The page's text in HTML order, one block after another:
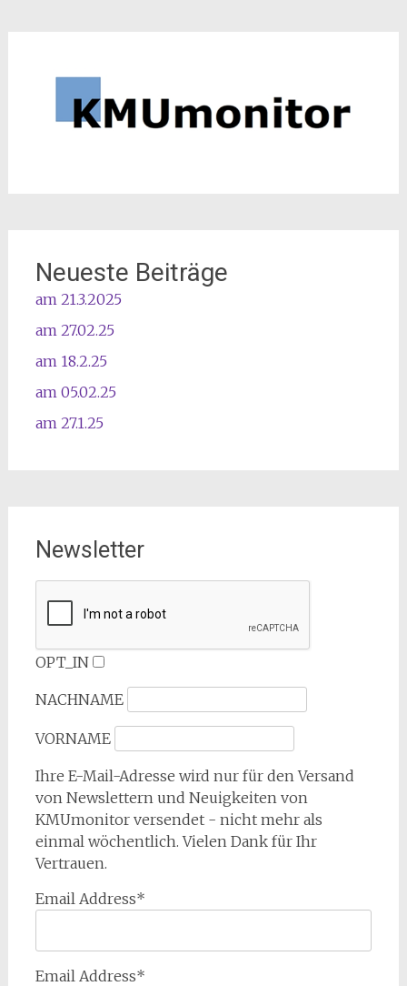
Neueste Beiträge
am 21.3.2025
am 27.02.25
am 18.2.25
am 05.02.25
am 27.1.25
Newsletter
OPT_IN
NACHNAME
VORNAME
Ihre E-Mail-Adresse wird nur für den Versand
von Newslettern und Neuigkeiten von
KMUmonitor versendet - nicht mehr als
einmal wöchentlich. Vielen Dank für Ihr
Vertrauen.
Email Address*
Email Address*